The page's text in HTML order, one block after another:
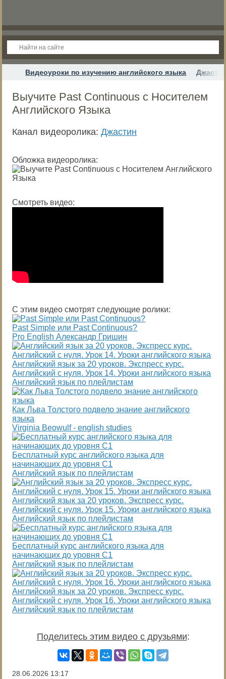
Видеоуроки по изучению английского языка
Выучите Past Continuous с Носителем
Английского Языка
Канал видеоролика:Джастин
Обложка видеоролика:
Смотреть видео:
С этим видео смотрят следующие ролики:
Past Simple или Past Continuous?
Pro English Александр Гришин
Английский язык за 20 уроков. Экспресс курс.
Английский с нуля. Урок 14. Уроки английского языка
Английский язык по плейлистам
Как Льва Толстого подвело знание английского
языка
Virginia Beowulf - english studies
Бесплатный курс английского языка для
начинающих до уровня С1
Английский язык по плейлистам
Английский язык за 20 уроков. Экспресс курс.
Английский с нуля. Урок 15. Уроки английского языка
Английский язык по плейлистам
Бесплатный курс английского языка для
начинающих до уровня С1
Английский язык по плейлистам
Английский язык за 20 уроков. Экспресс курс.
Английский с нуля. Урок 16. Уроки английского языка
Английский язык по плейлистам
Поделитесь этим видео с друзьями:
28.06.2026 13:17